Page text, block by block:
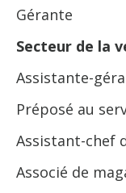
Gérante
Secteur de la
Assistante-
Préposé au
Assistant-chef
Associé de